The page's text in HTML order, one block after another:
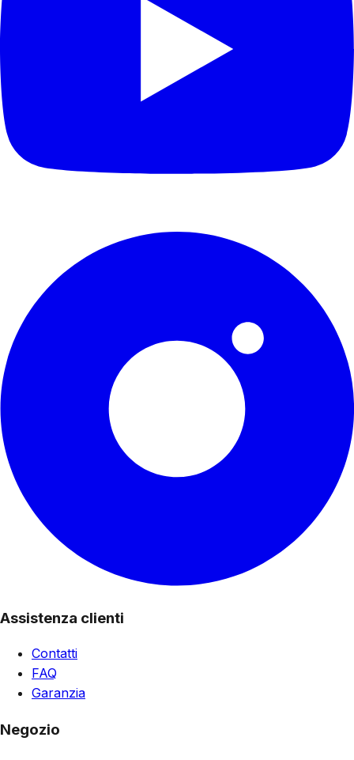
Assistenza clienti
Contatti
FAQ
Garanzia
Negozio